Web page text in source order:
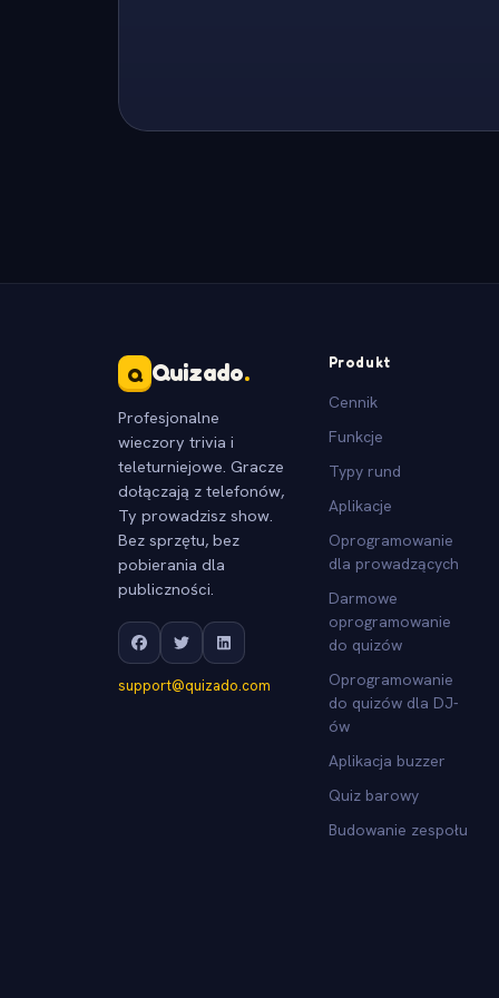
Q Quizado.
Profesjonalne
wieczory trivia i
teleturniejowe. Gracze
dołączają z telefonów,
Ty prowadzisz show.
Bez sprzętu, bez
pobierania dla
publiczności.
support@quizado.com
Produkt
Cennik
Funkcje
Typy rund
Aplikacje
Oprogramowanie
dla prowadzących
Darmowe
oprogramowanie
do quizów
Oprogramowanie
do quizów dla DJ-
ów
Aplikacja buzzer
Quiz barowy
Budowanie zespołu